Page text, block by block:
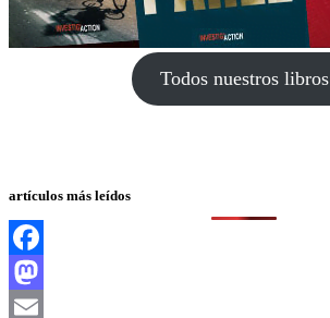
Todos nuestros libros
artículos más leídos
Facebook
Mastodon